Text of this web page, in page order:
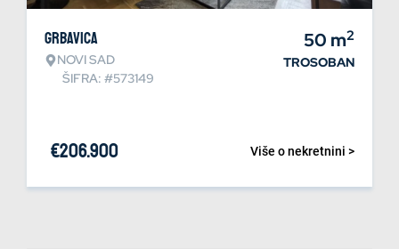
Grbavica
NOVI SAD
ŠIFRA: #573149
50 m2
TROSOBAN
Više o nekretnini >
€206.900